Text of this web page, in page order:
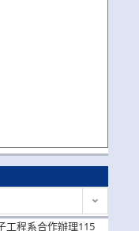
工程系合作辦理115